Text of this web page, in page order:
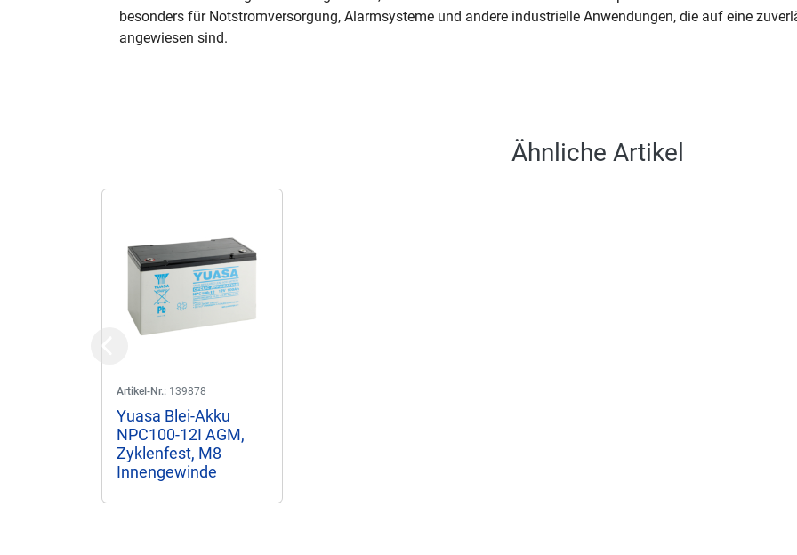
besonders für Notstromversorgung, Alarmsysteme und andere industrielle Anwendungen, die auf eine
angewiesen sind.
Ähnliche Artikel
Artikel-Nr.: 139878
Yuasa Blei-Akku
NPC100-12I AGM,
Zyklenfest, M8
Innengewinde